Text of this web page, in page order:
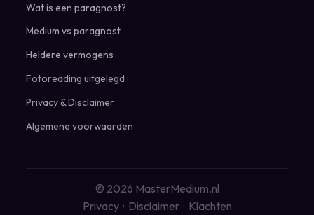
Wat is een paragnost?
Medium vs paragnost
Heldere vermogens
Fotoreading uitgelegd
Privacy&Disclaimer
Algemene voorwaarden
© 2026 MasterMedium.nl
Privacy· Disclaimer· Klachten